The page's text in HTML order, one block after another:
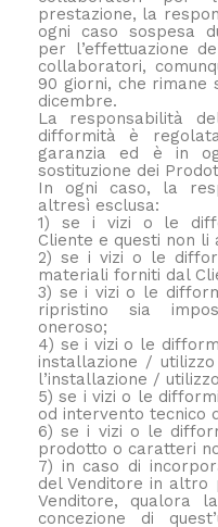
prestazione, la
ogni caso sospesa
per l’effettuazione
collaboratori,
90 giorni, che rimane
dicembre.
La responsabilità
difformità è
garanzia ed è in
sostituzione dei
In ogni caso, la
altresì esclusa:
1) se i vizi o le
Cliente e questi non li
2) se i vizi o le
materiali forniti dal
3) se i vizi o le
ripristino sia
oneroso;
4) se i vizi o le
installazione /
l’installazione /
5) se i vizi o le
od intervento tecnico
6) se i vizi o le
prodotto o caratteri
7) in caso di
del Venditore in altro
Venditore, qualora
concezione di